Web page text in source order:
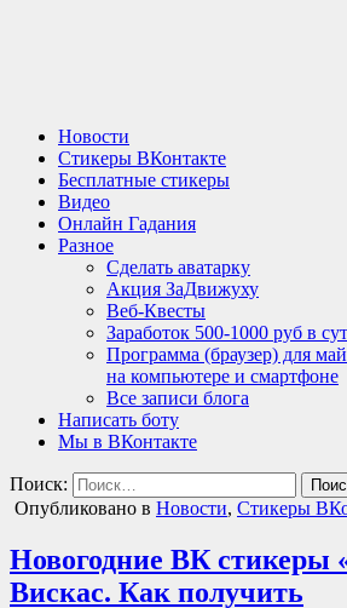
Новости
Стикеры ВКонтакте
Бесплатные стикеры
Видео
Онлайн Гадания
Разное
Сделать аватарку
Акция ЗаДвижуху
Веб-Квесты
Заработок 500-1000 руб в
Программа (браузер) для
на компьютере и смартфоне
Все записи блога
Написать боту
Мы в ВКонтакте
Поиск:
Опубликовано в Новости, Стикеры
Новогодние ВК стикеры
Вискас. Как получить